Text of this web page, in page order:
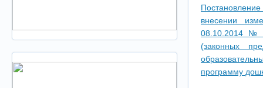
внесении
08.10.2014 №
(законных
программу